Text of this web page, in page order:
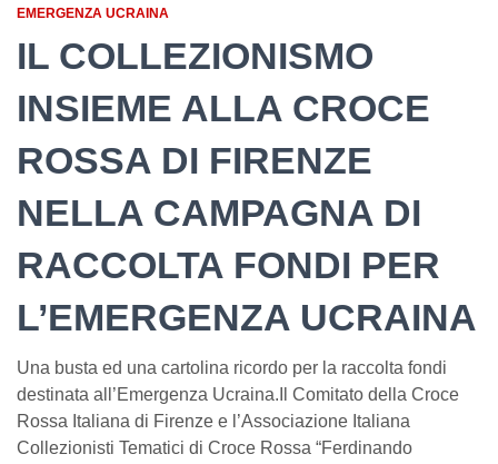
EMERGENZA UCRAINA
IL COLLEZIONISMO
INSIEME ALLA CROCE
ROSSA DI FIRENZE
NELLA CAMPAGNA DI
RACCOLTA FONDI PER
L’EMERGENZA UCRAINA
Una busta ed una cartolina ricordo per la raccolta fondi
destinata all’Emergenza Ucraina.Il Comitato della Croce
Rossa Italiana di Firenze e l’Associazione Italiana
Collezionisti Tematici di Croce Rossa “Ferdinando